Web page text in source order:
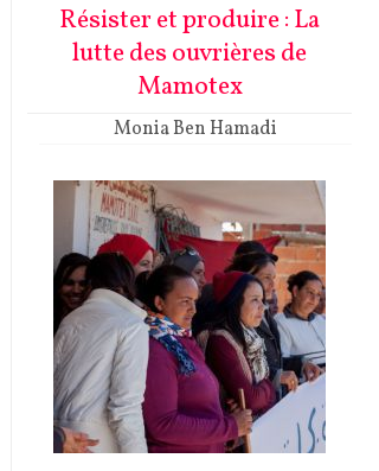
Résister et produire : La
lutte des ouvrières de
Mamotex
Monia Ben Hamadi